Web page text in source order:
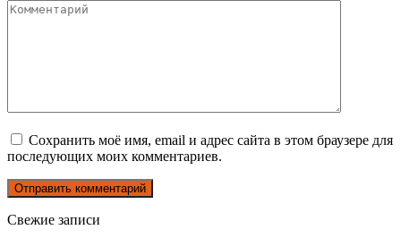
Сохранить моё имя, email и адрес сайта в этом браузере для
последующих моих комментариев.
Свежие записи